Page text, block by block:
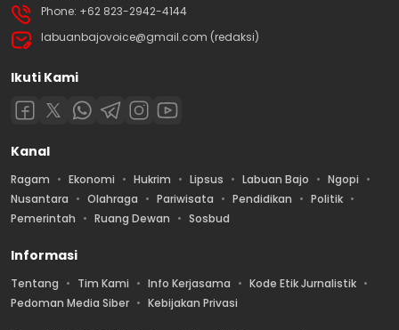
Phone: +62 823-2942-4144
labuanbajovoice@gmail.com (redaksi)
Ikuti Kami
Kanal
Ragam Ekonomi Hukrim Lipsus Labuan Bajo
Ngopi
Nusantara
Olahraga Pariwisata Pendidikan
Politik
Pemerintah
Ruang Dewan Sosbud
Informasi
Tentang Tim Kami Info Kerjasama
Kode Etik Jurnalistik
Pedoman Media Siber
Kebijakan Privasi